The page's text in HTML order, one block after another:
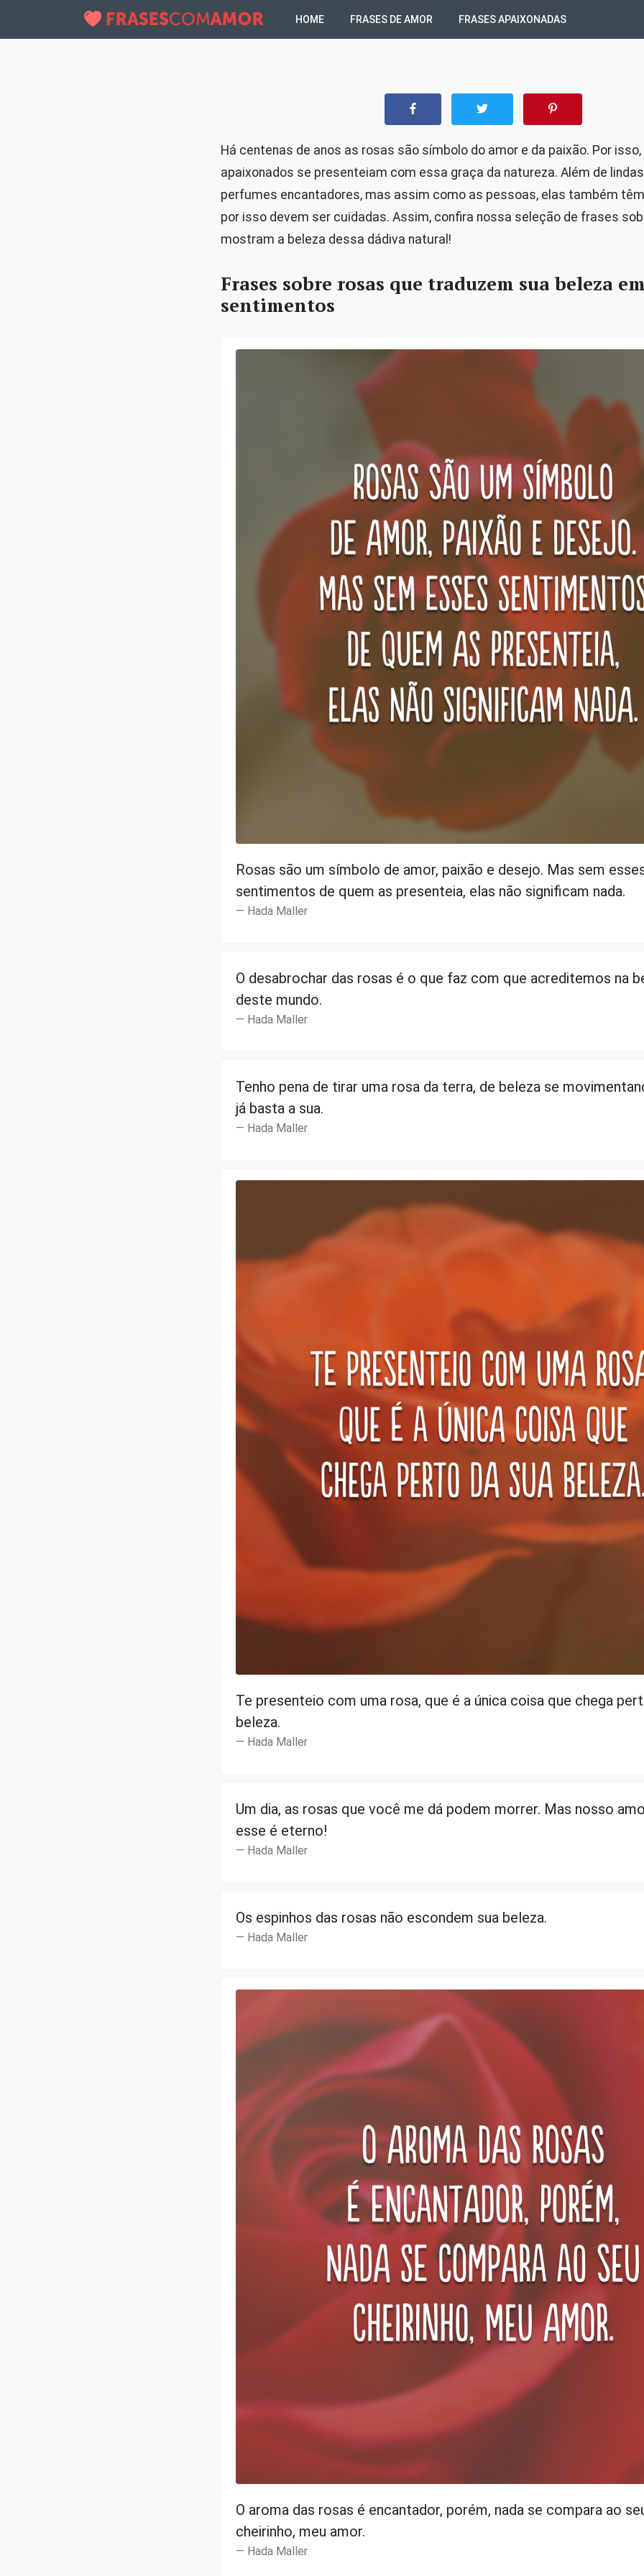
HOME FRASES DE AMOR FRASES APAIXONADAS
Há centenas de anos as rosas são símbolo do amor e da paixão. Por
apaixonados se presenteiam com essa graça da natureza. Além de
perfumes encantadores, mas assim como as pessoas, elas também
por isso devem ser cuidadas. Assim, confira nossa seleção de frases
mostram a beleza dessa dádiva natural!
Frases sobre rosas que traduzem sua beleza
sentimentos
Rosas são um símbolo de amor, paixão e desejo. Mas sem
sentimentos de quem as presenteia, elas não significam nada.
Hada Maller
O desabrochar das rosas é o que faz com que acreditemos na
deste mundo.
Hada Maller
Tenho pena de tirar uma rosa da terra, de beleza se
já basta a sua.
Hada Maller
Te presenteio com uma rosa, que é a única coisa que chega
beleza.
Hada Maller
Um dia, as rosas que você me dá podem morrer. Mas nosso
esse é eterno!
Hada Maller
Os espinhos das rosas não escondem sua beleza.
Hada Maller
O aroma das rosas é encantador, porém, nada se compara ao
cheirinho, meu amor.
Hada Maller